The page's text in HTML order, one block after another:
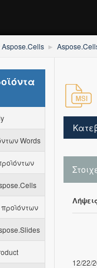
Words
12/22/